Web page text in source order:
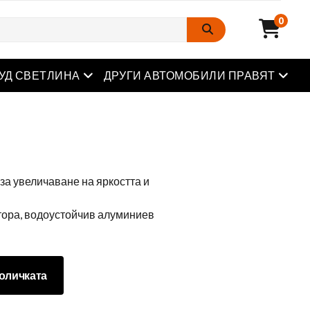
0
СВЕТЛИНА Отворете менюто
ДРУГИ АВТОМОБИЛИ ПРАВЯТ
увеличаване на яркостта и
водоустойчив алуминиев